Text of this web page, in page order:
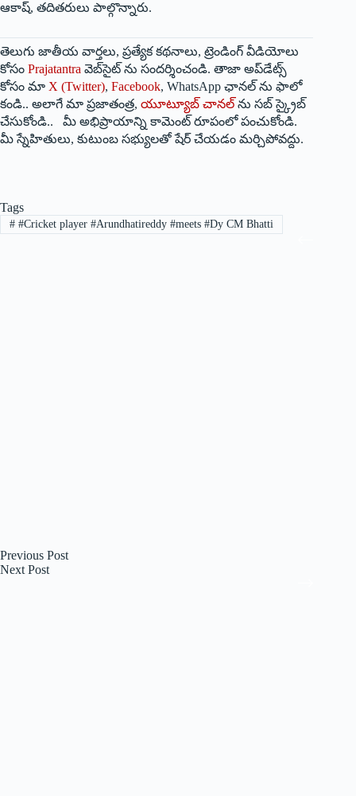
ఆకాష్‌, తదితరులు పాల్గొన్నారు.
తెలుగు జాతీయ వార్తలు, ప్రత్యేక కథనాలు, ట్రెండింగ్ వీడియోలు
కోసం Prajatantra వెబ్‌సైట్ ను సందర్శించండి. తాజా అప్‌డేట్స్
కోసం మా X (Twitter), Facebook, WhatsApp ఛానల్ ను ఫాలో
కండి.. అలాగే మా ప్రజాతంత్ర, యూట్యూబ్ చానల్ ను సబ్ స్క్రైబ్
చేసుకోండి.. మీ అభిప్రాయాన్ని కామెంట్ రూపంలో పంచుకోండి.
మీ స్నేహితులు, కుటుంబ సభ్యులతో షేర్ చేయడం మర్చిపోవద్దు.
Tags
##Cricket player #Arundhatireddy #meets #Dy CM Bhatti
Previous Post
Next Post